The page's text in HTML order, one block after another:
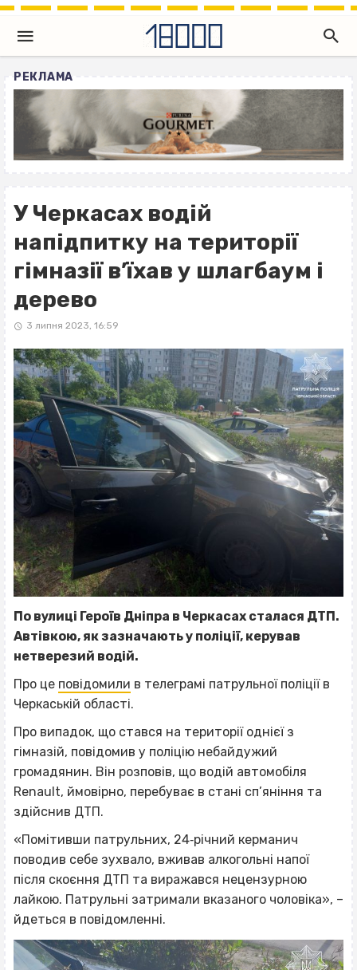
РЕКЛАМА
У Черкасах водій
напідпитку на території
гімназії в’їхав у шлагбаум і
дерево
3 липня 2023, 16:59
По вулиці Героїв Дніпра в Черкасах сталася ДТП.
Автівкою, як зазначають у поліції, керував
нетверезий водій.
Про це повідомили в телеграмі патрульної поліції в
Черкаській області.
Про випадок, що стався на території однієї з
гімназій, повідомив у поліцію небайдужий
громадянин. Він розповів, що водій автомобіля
Renault, ймовірно, перебуває в стані сп’яніння та
здійснив ДТП.
«Помітивши патрульних, 24‐річний керманич
поводив себе зухвало, вживав алкогольні напої
після скоєння ДТП та виражався нецензурною
лайкою. Патрульні затримали вказаного чоловіка», –
йдеться в повідомленні.